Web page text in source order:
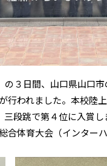
の３日間、山口県山口
行われました。本校陸
段跳で第４位に入賞
合体育大会（インター